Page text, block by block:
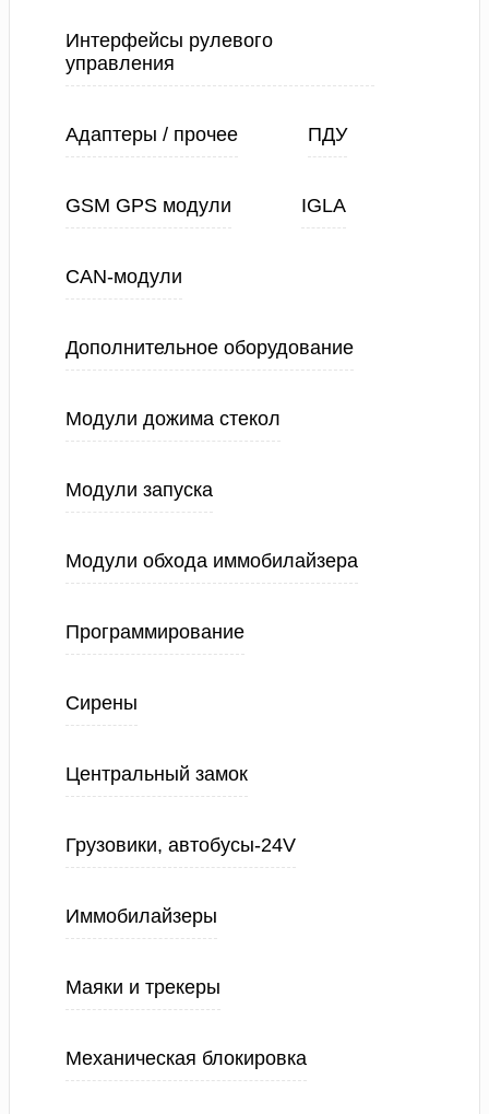
Интерфейсы рулевого
управления
Адаптеры / прочее ПДУ
GSM GPS модули IGLA
CAN-модули
Дополнительное оборудование
Модули дожима стекол
Модули запуска
Модули обхода иммобилайзера
Программирование
Сирены
Центральный замок
Грузовики, автобусы-24V
Иммобилайзеры
Маяки и трекеры
Механическая блокировка